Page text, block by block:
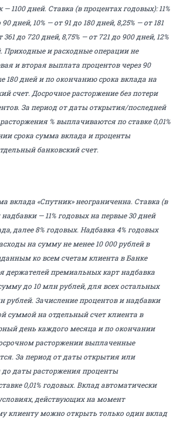
1100 дней. Ставка (в процентах годовых): 11%
дней, 10% — от 91 до 180 дней, 8,25% — от 181
361 до 720 дней, 8,75% — от 721 до 900 дней, 12%
Приходные и расходные операции не
и вторая выплата процентов через 90
180 дней и по окончанию срока вклада на
счет. Досрочное расторжение без потери
За период от даты открытия/последней
% выплачиваются по ставке 0,01%
срока сумма вклада и проценты
банковский счет.
вклада «Спутник» неограниченна. Cтавка (в
— 11% годовых на первые 30 дней
далее 8% годовых. Надбавка 4% годовых
на сумму не менее 10 000 рублей в
ко всем счетам клиента в Банке
держателей премиальных карт надбавка
до 10 млн рублей, для всех остальных
рублей. Зачисление процентов и надбавки
суммой на отдельный счет клиента в
день каждого месяца и по окончании
расторжении выплаченные
За период от даты открытия или
даты расторжения проценты
0,01% годовых. Вклад автоматически
действующих на момент
клиенту можно открыть только один вклад